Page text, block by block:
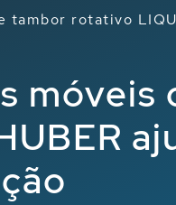
tambor rotativo
móveis